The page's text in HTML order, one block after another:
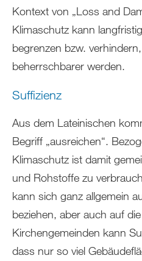
Kontext von „Loss and
Klimaschutz kann
begrenzen bzw.
beherrschbarer werden.
Suffizienz
Aus dem Lateinischen
Begriff „ausreichen“.
Klimaschutz ist damit
und Rohstoffe zu
kann sich ganz allgemein
beziehen, aber auch auf
Kirchengemeinden kann
dass nur so viel